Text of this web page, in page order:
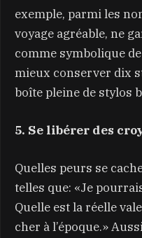
exemple, parmi les
voyage agréable, ne
comme symbolique
mieux conserver dix
boîte pleine de stylos
5. Se libérer des
Quelles peurs se
telles que: «Je
Quelle est la réelle
cher à l’époque.»